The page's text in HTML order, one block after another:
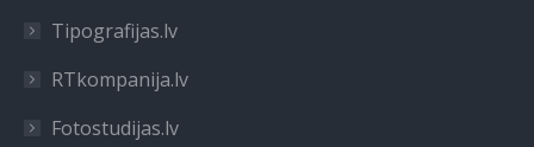
Tipografijas.lv
RTkompanija.lv
Fotostudijas.lv